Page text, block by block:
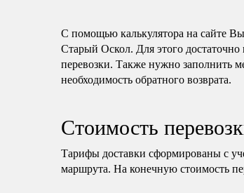
С помощью калькулятора на сайте Вы
Старый Оскол. Для этого достаточно
перевозки. Также нужно заполнить
необходимость обратного возврата.
Стоимость
Тарифы доставки сформированы с
маршрута. На конечную стоимость